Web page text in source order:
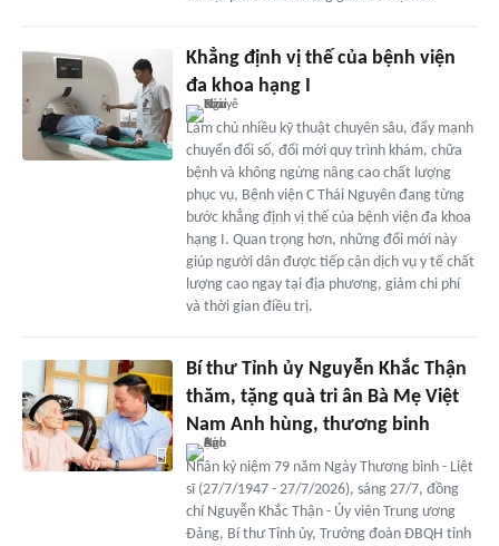
Khẳng định vị thế của bệnh viện
đa khoa hạng I
Làm chủ nhiều kỹ thuật chuyên sâu, đẩy mạnh
chuyển đổi số, đổi mới quy trình khám, chữa
bệnh và không ngừng nâng cao chất lượng
phục vụ, Bệnh viện C Thái Nguyên đang từng
bước khẳng định vị thế của bệnh viện đa khoa
hạng I. Quan trọng hơn, những đổi mới này
giúp người dân được tiếp cận dịch vụ y tế chất
lượng cao ngay tại địa phương, giảm chi phí
và thời gian điều trị.
Bí thư Tỉnh ủy Nguyễn Khắc Thận
thăm, tặng quà tri ân Bà Mẹ Việt
Nam Anh hùng, thương binh
Nhân kỷ niệm 79 năm Ngày Thương binh - Liệt
sĩ (27/7/1947 - 27/7/2026), sáng 27/7, đồng
chí Nguyễn Khắc Thận - Ủy viên Trung ương
Đảng, Bí thư Tỉnh ủy, Trưởng đoàn ĐBQH tỉnh